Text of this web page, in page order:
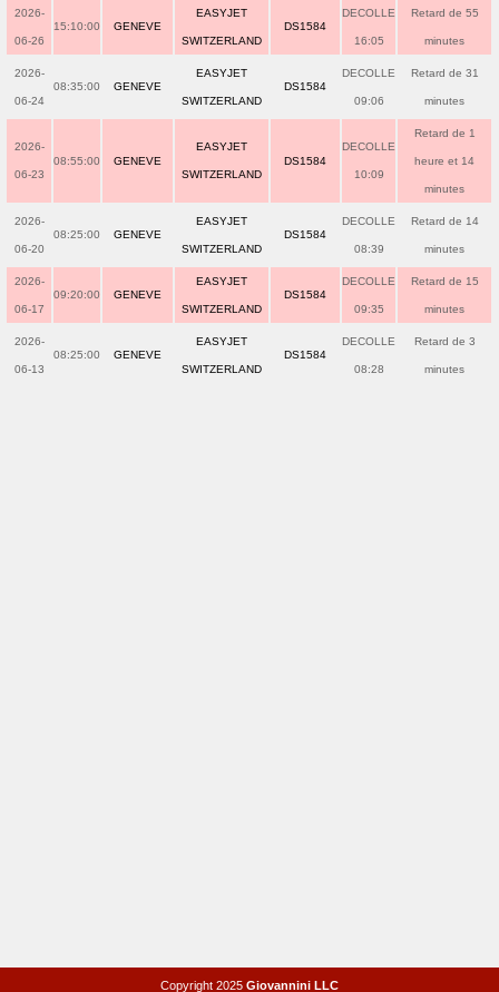
2026-
06-26
15:10:00 GENEVE
EASYJET
SWITZERLAND
DS1584
DECOLLE
16:05
Retard de 55
minutes
2026-
06-24
08:35:00 GENEVE
EASYJET
SWITZERLAND
DS1584
DECOLLE
09:06
Retard de 31
minutes
2026-
06-23
08:55:00 GENEVE
EASYJET
SWITZERLAND
DS1584
DECOLLE
10:09
Retard de 1
heure et 14
minutes
2026-
06-20
08:25:00 GENEVE
EASYJET
SWITZERLAND
DS1584
DECOLLE
08:39
Retard de 14
minutes
2026-
06-17
09:20:00 GENEVE
EASYJET
SWITZERLAND
DS1584
DECOLLE
09:35
Retard de 15
minutes
2026-
06-13
08:25:00 GENEVE
EASYJET
SWITZERLAND
DS1584
DECOLLE
08:28
Retard de 3
minutes
Copyright 2025 Giovannini LLC